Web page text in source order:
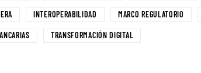
INTEROPERABILIDAD MARCO REGULATORIO
TRANSFORMACIÓN DIGITAL